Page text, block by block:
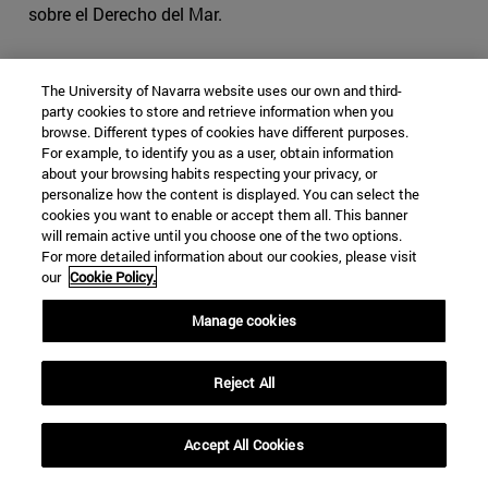
sobre el Derecho del Mar.
Descargar el documento completo[pdf.
432k]
CHINA TAIWÁN
NACIONES UNIDAS
Categorías Global Affairs:ASIA
ORDEN MUNDIAL,
The University of Navarra website uses our own and third-
party cookies to store and retrieve information when you
browse. Different types of cookies have different purposes.
For example, to identify you as a user, obtain information
about your browsing habits respecting your privacy, or
personalize how the content is displayed. You can select the
cookies you want to enable or accept them all. This banner
will remain active until you choose one of the two options.
For more detailed information about our cookies, please visit
our Cookie Policy.
Manage cookies
Reject All
Accept All Cookies